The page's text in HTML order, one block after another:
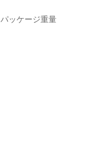
パッケージ重量